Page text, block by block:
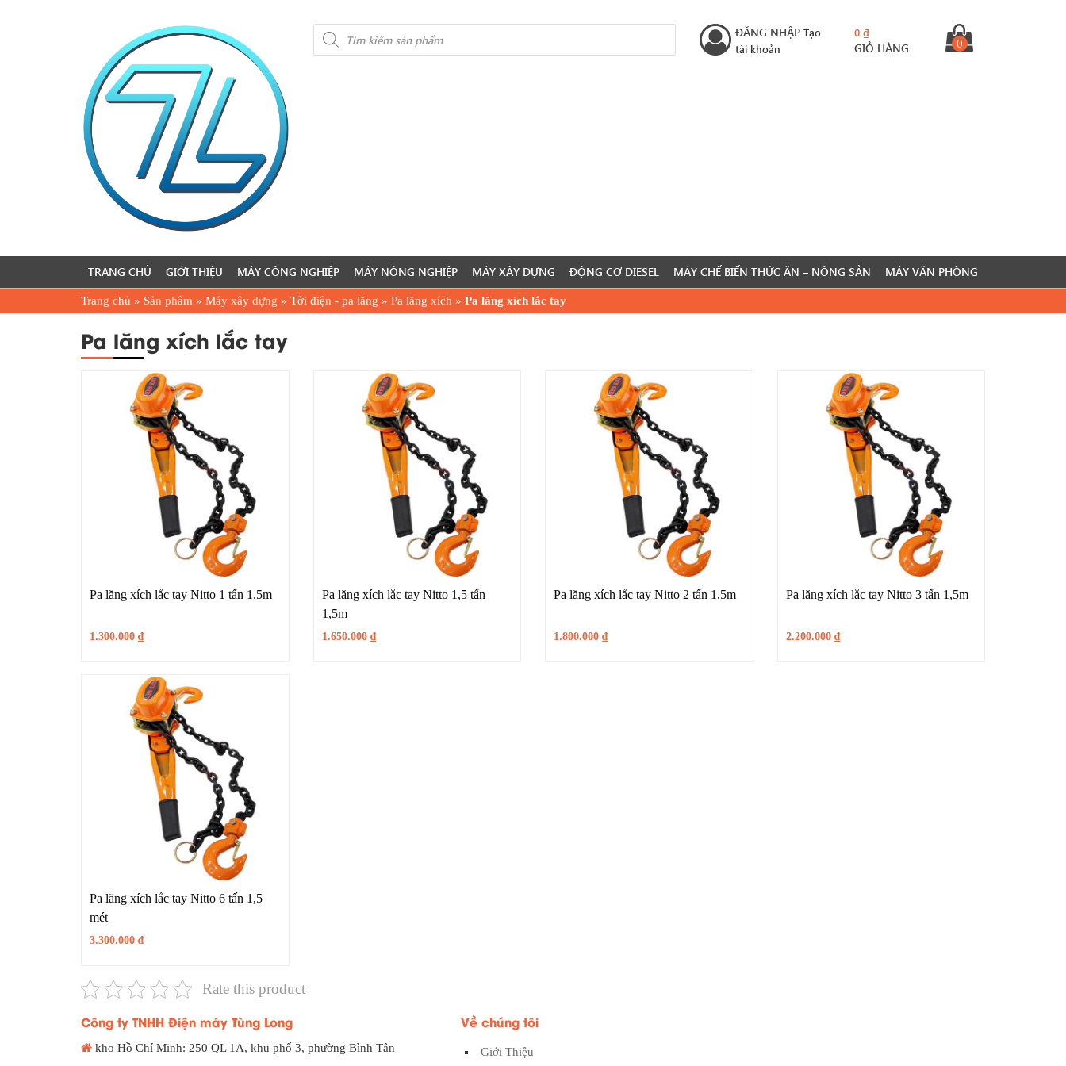
Products
search
ĐĂNG NHẬP Tạo
tài khoản
0 ₫
GIỎ HÀNG 0
TRANG CHỦ GIỚI THIỆU MÁY CÔNG NGHIỆP MÁY NÔNG NGHIỆP MÁY XÂY DỰNG ĐỘNG CƠ DIESEL MÁY CHẾ BIẾN THỨC ĂN – NÔNG SẢN MÁY VĂN PHÒNG
Trang chủ » Sản phẩm » Máy xây dựng » Tời điện - pa lăng » Pa lăng xích » Pa lăng xích lắc tay
Pa lăng xích lắc tay
Pa lăng xích lắc tay Nitto 1 tấn 1.5m
1.300.000 ₫
Pa lăng xích lắc tay Nitto 1,5 tấn
1,5m
1.650.000 ₫
Pa lăng xích lắc tay Nitto 2 tấn 1,5m
1.800.000 ₫
Pa lăng xích lắc tay Nitto 3 tấn 1,5m
2.200.000 ₫
Pa lăng xích lắc tay Nitto 6 tấn 1,5
mét
3.300.000 ₫
Rate this product
Công ty TNHH Điện máy Tùng Long
kho Hồ Chí Minh: 250 QL 1A, khu phố 3, phường Bình Tân
Về chúng tôi
Giới Thiệu